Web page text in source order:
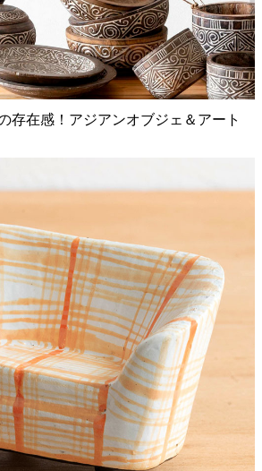
存在感！アジアンオブジェ＆アート